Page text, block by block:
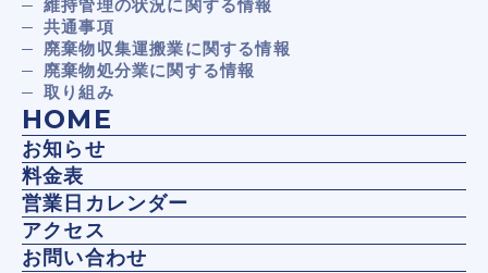
維持管理の状況に関する情報
共通事項
廃棄物収集運搬業に関する情報
廃棄物処分業に関する情報
取り組み
HOME
お知らせ
料金表
営業日カレンダー
アクセス
お問い合わせ